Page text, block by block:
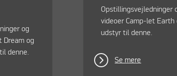
og
Dream og
denne.
Opstillingsvejledninger
videoer Camp-let Earth
udstyr til denne.
Se mere